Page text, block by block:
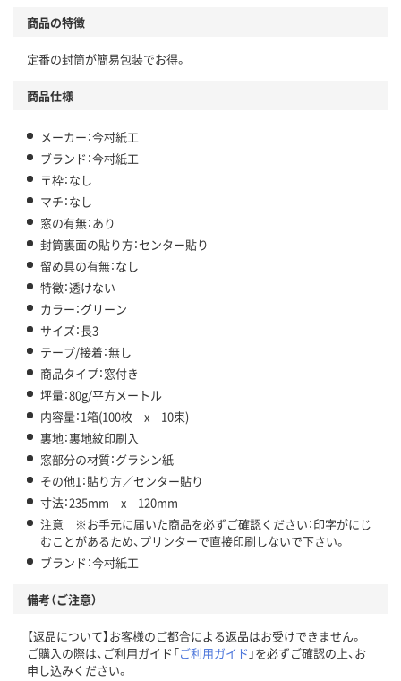
商品の特徴
定番の封筒が簡易包装でお得。
商品仕様
メーカー：今村紙工
ブランド：今村紙工
〒枠：なし
マチ：なし
窓の有無：あり
封筒裏面の貼り方：センター貼り
留め具の有無：なし
特徴：透けない
カラー：グリーン
サイズ：長3
テープ/接着：無し
商品タイプ：窓付き
坪量：80g/平方メートル
内容量：1箱(100枚 x 10束)
裏地：裏地紋印刷入
窓部分の材質：グラシン紙
その他1：貼り方／センター貼り
寸法：235mm x 120mm
注意 ※お手元に届いた商品を必ずご確認ください：印字がにじ
むことがあるため、プリンターで直接印刷しないで下さい。
ブランド：今村紙工
備考（ご注意）
【返品について】お客様のご都合による返品はお受けできません。
ご購入の際は、ご利用ガイド「ご利用ガイド 」を必ずご確認の上、お
申し込みください。